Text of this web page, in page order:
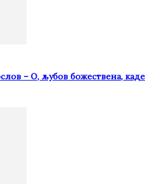
– О, љубов божествена, каде